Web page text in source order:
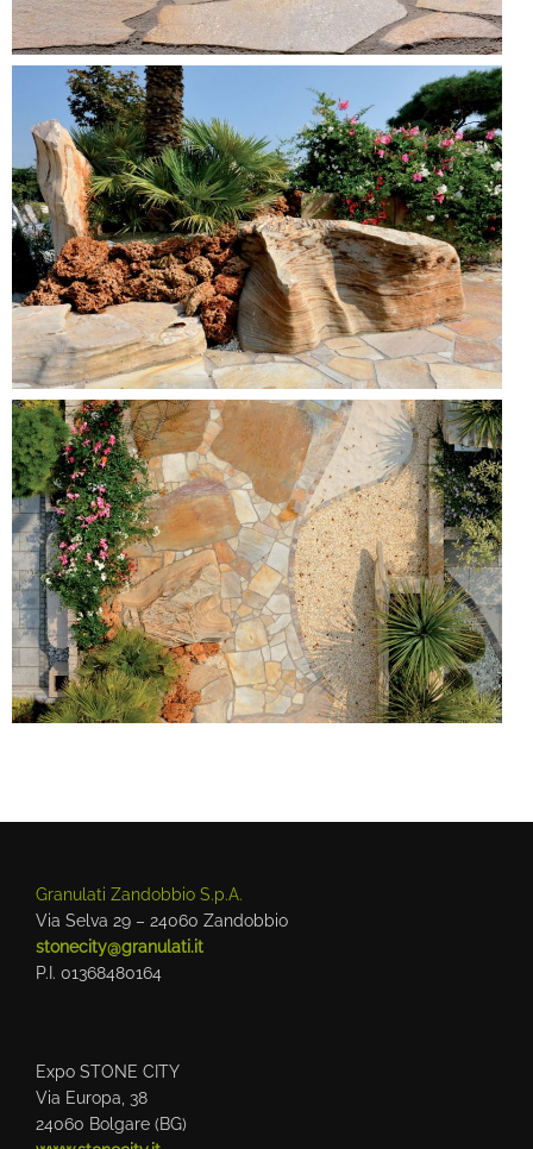
Granulati Zandobbio S.p.A.
Via Selva 29 – 24060 Zandobbio
stonecity@granulati.it
P.I. 01368480164
Expo STONE CITY
Via Europa, 38
24060 Bolgare (BG)